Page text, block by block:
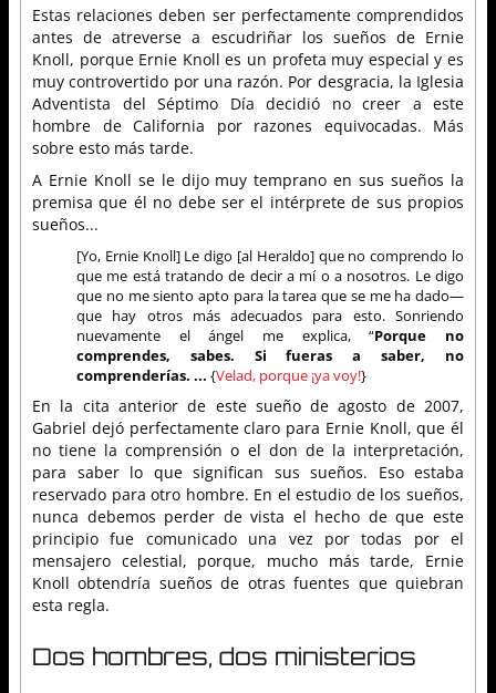
Estas relaciones deben ser perfectamente comprendidos
antes de atreverse a escudriñar los sueños de Ernie
Knoll, porque Ernie Knoll es un profeta muy especial y es
muy controvertido por una razón. Por desgracia, la Iglesia
Adventista del Séptimo Día decidió no creer a este
hombre de California por razones equivocadas. Más
sobre esto más tarde.
A Ernie Knoll se le dijo muy temprano en sus sueños la
premisa que él no debe ser el intérprete de sus propios
sueños...
[Yo, Ernie Knoll] Le digo [al Heraldo] que no comprendo lo
que me está tratando de decir a mí o a nosotros. Le digo
que no me siento apto para la tarea que se me ha dado—
que hay otros más adecuados para esto. Sonriendo
nuevamente el ángel me explica, “Porque no
comprendes, sabes. Si fueras a saber, no
comprenderías. ... {Velad, porque ¡ya voy!}
En la cita anterior de este sueño de agosto de 2007,
Gabriel dejó perfectamente claro para Ernie Knoll, que él
no tiene la comprensión o el don de la interpretación,
para saber lo que significan sus sueños. Eso estaba
reservado para otro hombre. En el estudio de los sueños,
nunca debemos perder de vista el hecho de que este
principio fue comunicado una vez por todas por el
mensajero celestial, porque, mucho más tarde, Ernie
Knoll obtendría sueños de otras fuentes que quiebran
esta regla.
Dos hombres, dos ministerios